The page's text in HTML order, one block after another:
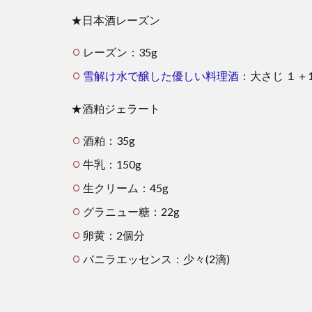
★日本酒レーズン
レーズン：35g
雪解け水で醸した優しい料理酒 ：大さじ １
★酒粕ジェラート
酒粕：35g
牛乳：150g
生クリーム：45g
グラニュー糖：22g
卵黄：2個分
バニラエッセンス：少々(2滴)